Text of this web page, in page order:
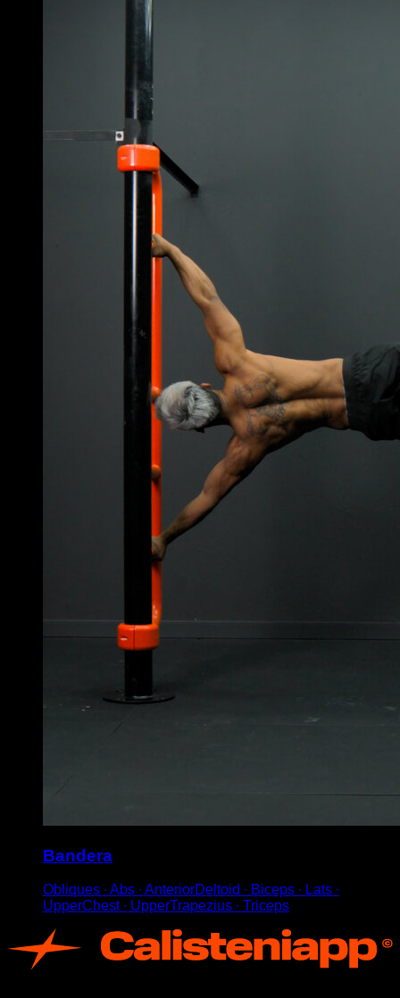
Bandera
Obliques ∙ Abs ∙ AnteriorDeltoid ∙ Biceps ∙ Lats ∙
UpperChest ∙ UpperTrapezius ∙ Triceps